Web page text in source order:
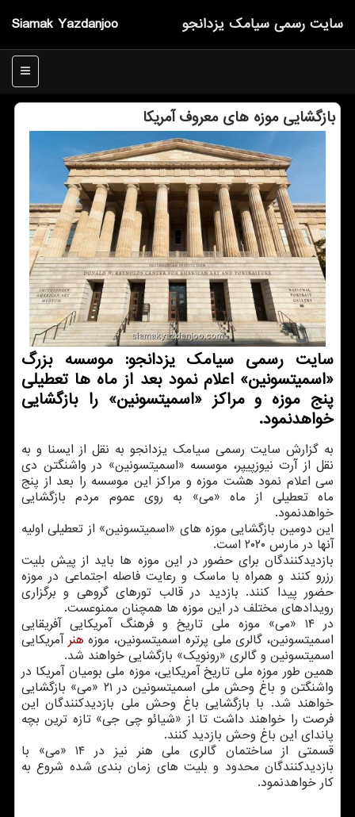
Siamak Yazdanjoo سایت رسمی سیامك یزدانجو
منو
بازگشایی موزه های معروف آمریكا
سایت رسمی سیامک یزدانجو: موسسه بزرگ
«اسمیتسونین» اعلام نمود بعد از ماه ها تعطیلی
پنج موزه و مراکز «اسمیتسونین» را بازگشایی
خواهدنمود.
به گزارش سایت رسمی سیامک یزدانجو به نقل از ایسنا و به
نقل از آرت نیوزپیپر، موسسه «اسمیتسونین» در واشنگتن دی
سی اعلام نمود هشت موزه و مراکز این موسسه را بعد از پنج
ماه تعطیلی از ماه «می» به روی عموم مردم بازگشایی
خواهدنمود.
این دومین بازگشایی موزه های «اسمیتسونین» از تعطیلی اولیه
آنها در مارس ۲۰۲۰ است.
بازدیدکنندگان برای حضور در این موزه ها باید از پیش بلیت
رزرو کنند و همراه با ماسک و رعایت فاصله اجتماعی در موزه
حضور پیدا کنند. بازدید در قالب تورهای گروهی و برگزاری
رویدادهای مختلف در این موزه ها همچنان ممنوعست.
در ۱۴ «می» موزه ملی تاریخ و فرهنگ آمریکایی آفریقایی
اسمیتسونین، گالری ملی پرتره اسمیتسونین، موزه هنر آمریکایی
اسمیتسونین و گالری «رونویک» بازگشایی خواهند شد.
همین طور موزه ملی تاریخ آمریکایی، موزه ملی بومیان آمریکا در
واشنگتن و باغ وحش ملی اسمیتسونین در ۲۱ «می» بازگشایی
خواهند شد. با بازگشایی باغ وحش ملی بازدیدکنندگان این
فرصت را خواهند داشت تا از «شیائو چی جی» تازه ترین بچه
پاندای این باغ وحش بازدید کنند.
قسمتی از ساختمان گالری ملی هنر نیز در ۱۴ «می» با
بازدیدکنندگان محدود و بلیت های زمان بندی شده شروع به
کار خواهدنمود.